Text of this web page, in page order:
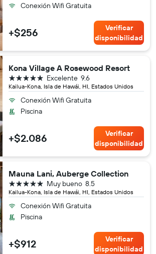
Conexión Wifi Gratuita
+$256
Verificar
disponibilidad
Kona Village A Rosewood Resort
Kailua-Kona, Isla de Hawái, HI, Estados Unidos
9.6
Excelente
5 estrellas
Conexión Wifi Gratuita
Piscina
+$2.086
Verificar
disponibilidad
Mauna Lani, Auberge Collection
Kailua-Kona, Isla de Hawái, HI, Estados Unidos
8.5
Muy bueno
5 estrellas
Conexión Wifi Gratuita
Piscina
+$912
Verificar
disponibilidad